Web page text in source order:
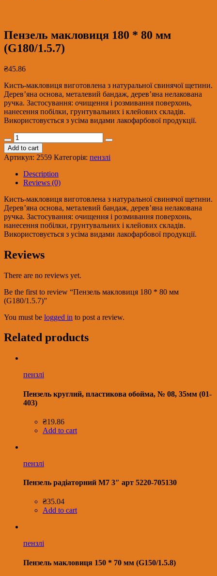
Пензель макловиця 180 * 80 мм
(G180/1.5.7)
₴45.86
Кисть-макловиця виготовлена з натуральної свинячої щетини.
Дерев’яна основа, металевий бандаж, дерев’яна нелакована
ручка. Застосування: очищення і розмивання поверхонь,
нанесення побілки, грунтувальних і клейових складів.
Використовується з усіма видами лакофарбової продукції.
Пензель
макловиця
180
*
80
мм
(G180/1.5.7)
quantity
Add to cart
Артикул: 2559 Категорія: пензлі
Description
Reviews (0)
Кисть-макловиця виготовлена з натуральної свинячої щетини.
Дерев’яна основа, металевий бандаж, дерев’яна нелакована
ручка. Застосування: очищення і розмивання поверхонь,
нанесення побілки, грунтувальних і клейових складів.
Використовується з усіма видами лакофарбової продукції.
Reviews
There are no reviews yet.
Be the first to review “Пензель макловиця 180 * 80 мм
(G180/1.5.7)”
You must be logged in to post a review.
Related products
пензлі
Пензель круглий, пластикова обойма, № 08, 35мм (01-
403)
₴19.86
Add to cart
пензлі
Пензель радіаторний M7 3″ арт 5220-705130
₴35.04
Add to cart
пензлі
Пензель макловиця 150 * 70 мм (G150/1.5.8)